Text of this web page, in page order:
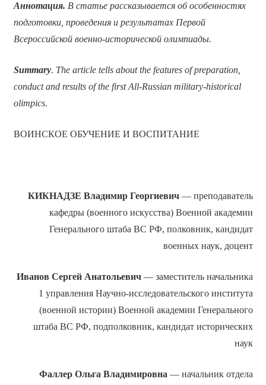
Аннотация. В статье рассказывается об особенностях
подготовки, проведения и результатах Первой
Всероссийской военно-исторической олимпиады.
Summary. The article tells about the features of preparation,
conduct and results of the first All-Russian military-historical
olimpics.
ВОИНСКОЕ ОБУЧЕНИЕ И ВОСПИТАНИЕ
КИКНАДЗЕ Владимир Георгиевич— преподаватель
кафедры (военного искусства) Военной академии
Генерального штаба ВС РФ, полковник, кандидат
военных наук, доцент
Иванов Сергей Анатольевич— заместитель начальника
1 управления Научно-исследовательского института
(военной истории) Военной академии Генерального
штаба ВС РФ, подполковник, кандидат исторических
наук
Фаллер Ольга Владимировна — начальник отдела